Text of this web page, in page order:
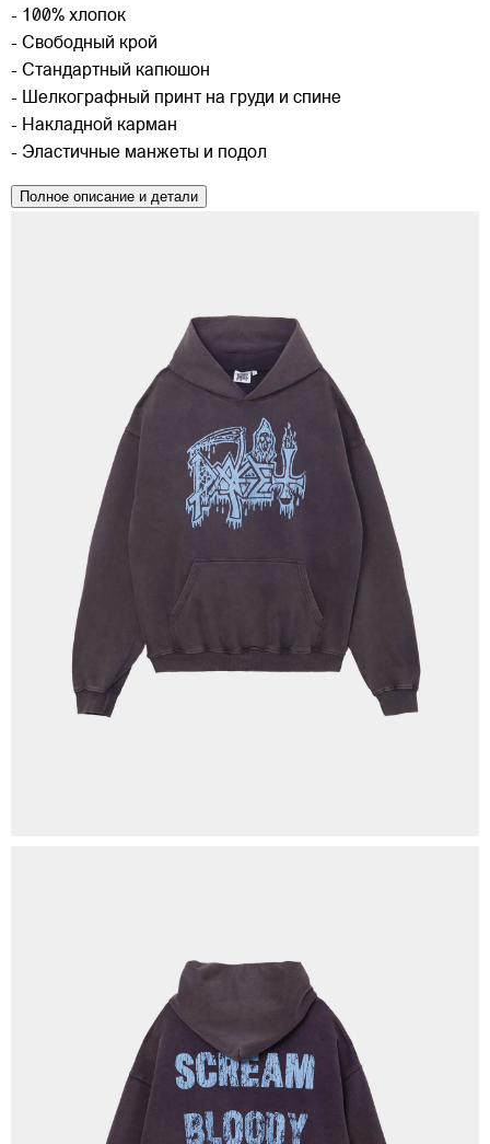
- 100% хлопок
- Свободный крой
- Стандартный капюшон
- Шелкографный принт на груди и спине
- Накладной карман
- Эластичные манжеты и подол
Полное описание и детали